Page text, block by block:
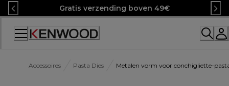
Skip
to
Content
Gratis verzending boven 49€
Accessibility
Accessoires Pasta Dies Metalen vorm voor conchigliette-